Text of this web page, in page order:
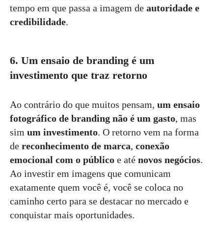
tempo em que passa a imagem de autoridade e
credibilidade.
6. Um ensaio de branding é um
investimento que traz retorno
Ao contrário do que muitos pensam, um ensaio
fotográfico de branding não é um gasto, mas
sim um investimento. O retorno vem na forma
de reconhecimento de marca, conexão
emocional com o público e até novos negócios.
Ao investir em imagens que comunicam
exatamente quem você é, você se coloca no
caminho certo para se destacar no mercado e
conquistar mais oportunidades.